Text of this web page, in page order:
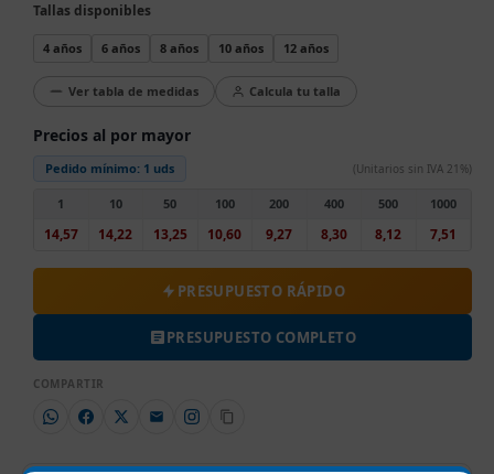
Tallas disponibles
4 años 6 años 8 años 10 años 12 años
Ver tabla de medidas Calcula tu talla
Precios al por mayor
Pedido mínimo: 1 uds (Unitarios sin IVA 21%)
1
14,57
10
14,22
50
13,25
100
10,60
200
9,27
400
8,30
500
8,12
1000
7,51
PRESUPUESTO RÁPIDO
PRESUPUESTO COMPLETO
COMPARTIR